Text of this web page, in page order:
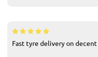
Fast tyre delivery on